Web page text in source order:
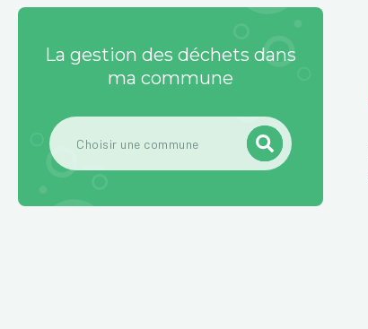
La gestion des déchets dans
ma commune